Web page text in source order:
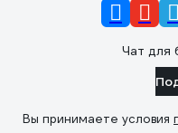
Чат для
Вы принимаете условия